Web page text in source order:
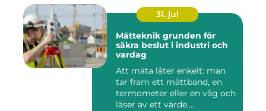
31. jul
Mätteknik grunden för
säkra beslut i industri och
vardag
Att mäta låter enkelt: man
tar fram ett måttband, en
termometer eller en våg och
läser av ett värde....